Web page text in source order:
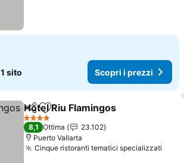
1 sito Scopri i prezzi
CondividiAggiungi ai preferiti
Hotel Riu Flamingos
4 Stelle
8,1 Ottima
23.102
Puerto Vallarta
Cinque ristoranti tematici specializzati